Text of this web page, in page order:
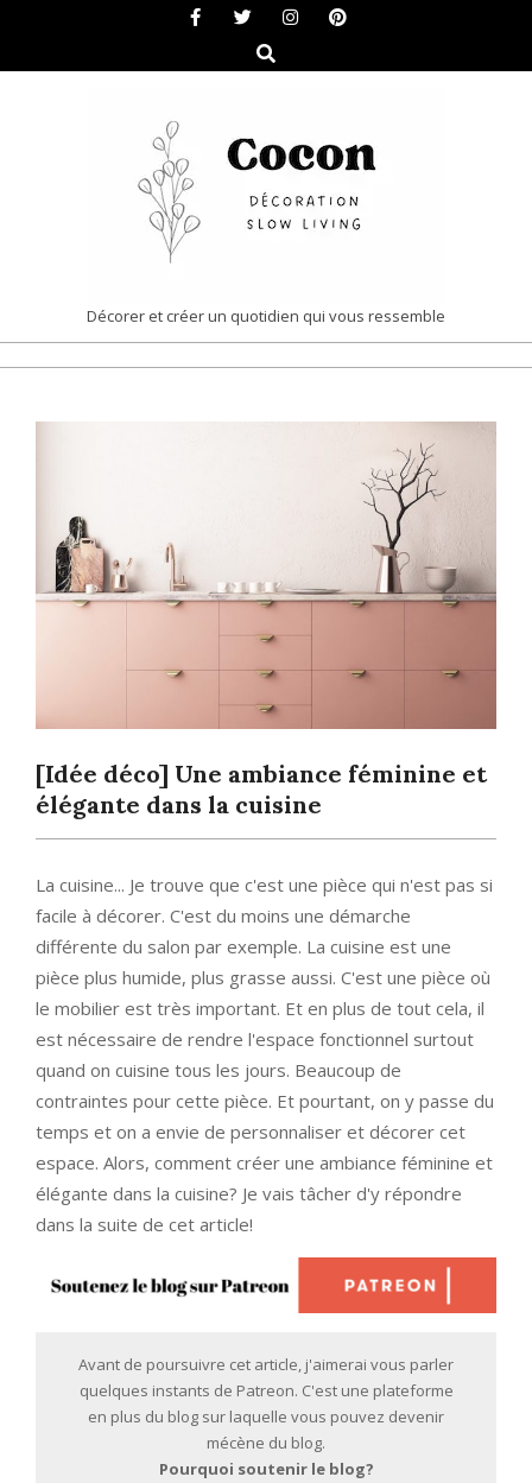
content
Search
COCON
|
LIVING
Décorer et créer un quotidien qui vous ressemble
[Idée déco] Une ambiance féminine et
élégante dans la cuisine
La cuisine... Je trouve que c'est une pièce qui n'est pas si
facile à décorer. C'est du moins une démarche
différente du salon par exemple. La cuisine est une
pièce plus humide, plus grasse aussi. C'est une pièce où
le mobilier est très important. Et en plus de tout cela, il
est nécessaire de rendre l'espace fonctionnel surtout
quand on cuisine tous les jours. Beaucoup de
contraintes pour cette pièce. Et pourtant, on y passe du
temps et on a envie de personnaliser et décorer cet
espace. Alors, comment créer une ambiance féminine et
élégante dans la cuisine? Je vais tâcher d'y répondre
dans la suite de cet article!
Avant de poursuivre cet article, j'aimerai vous parler
quelques instants de Patreon. C'est une plateforme
en plus du blog sur laquelle vous pouvez devenir
mécène du blog.
Pourquoi soutenir le blog?